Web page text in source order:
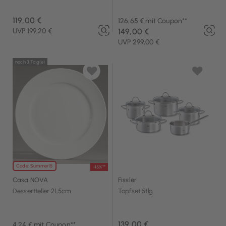
119,00 €
UVP 199,20 €
126,65 € mit Coupon**
UVP 299,00 €
149,00 €
Code: Summer15 -15%**
noch 3 Tag(e)
Casa NOVA
Dessertteller 21,5cm
Fissler
Topfset 5tlg